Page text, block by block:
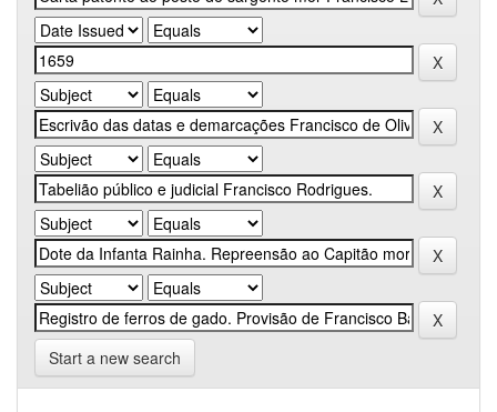
Start a new search